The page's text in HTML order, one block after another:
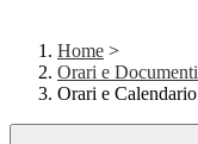
Home >
Orari e Documenti
Orari e Calendario